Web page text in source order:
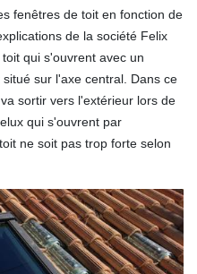
fenêtres de toit en fonction de
de la société Felix
qui s'ouvrent avec un
sur l'axe central. Dans ce
sortir vers l'extérieur lors de
qui s'ouvrent par
ne soit pas trop forte selon